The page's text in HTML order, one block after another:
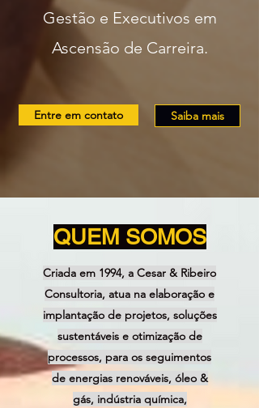
Gestão e Executivos em
Ascensão de Carreira.
Entre em contato Saiba mais
QUEM SOMOS
Criada em 1994, a Cesar & Ribeiro
Consultoria, atua na elaboração e
implantação de projetos, soluções
sustentáveis e otimização de
processos, para os seguimentos
de energias renováveis, óleo &
gás, indústria química,